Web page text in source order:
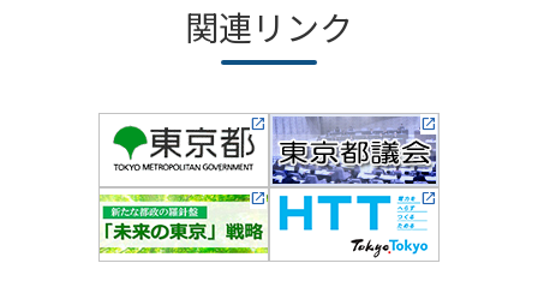
関連リンク